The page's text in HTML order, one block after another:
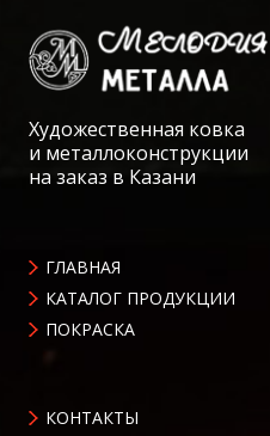
Художественная ковка
и металлоконструкции
на заказ в Казани
ГЛАВНАЯ
КАТАЛОГ ПРОДУКЦИИ
ПОКРАСКА
КОНТАКТЫ